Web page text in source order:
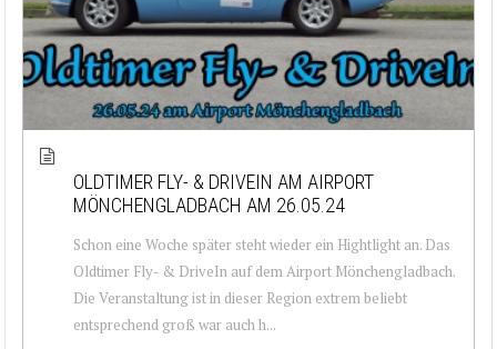
OLDTIMER FLY- & DRIVEIN AM AIRPORT
MÖNCHENGLADBACH AM 26.05.24
Schon eine Woche später steht wieder ein Hightlight an. Das
Oldtimer Fly- & DriveIn auf dem Airport Mönchengladbach.
Die Veranstaltung ist in dieser Region extrem beliebt
entsprechend groß war auch h...